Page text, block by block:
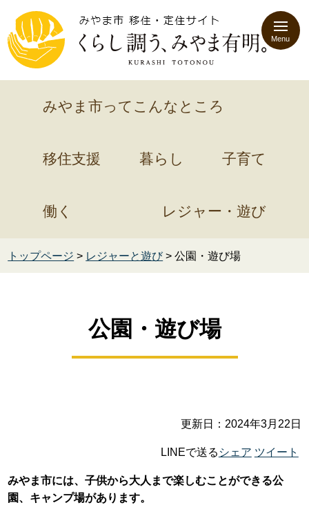
Menu
みやま市ってこんなところ
移住支援 暮らし 子育て
働く レジャー・遊び
トップページ > レジャーと遊び> 公園・遊び場
公園・遊び場
更新日：2024年3月22日
LINEで送る シェア ツイート
みやま市には、子供から大人まで楽しむことができる公
園、キャンプ場があります。